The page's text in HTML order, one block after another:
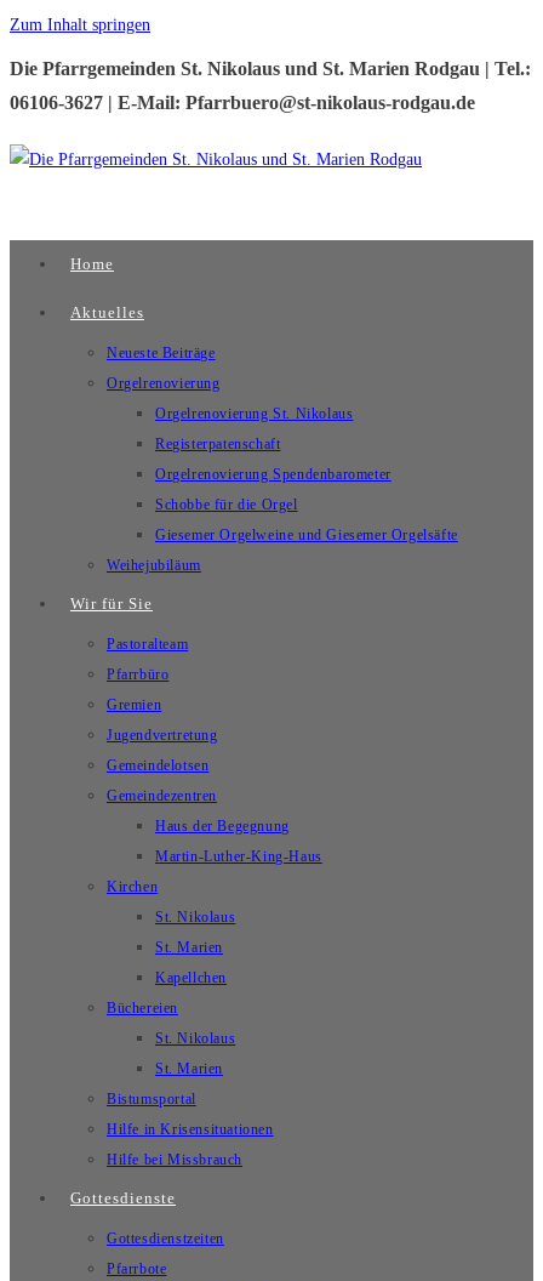
Zum Inhalt springen
Die Pfarrgemeinden St. Nikolaus und St. Marien Rodgau | Tel.:
06106-3627 | E-Mail: Pfarrbuero@st-nikolaus-rodgau.de
Home
Aktuelles
Neueste Beiträge
Orgelrenovierung
Orgelrenovierung St. Nikolaus
Registerpatenschaft
Orgelrenovierung Spendenbarometer
Schobbe für die Orgel
Giesemer Orgelweine und Giesemer Orgelsäfte
Weihejubiläum
Wir für Sie
Pastoralteam
Pfarrbüro
Gremien
Jugendvertretung
Gemeindelotsen
Gemeindezentren
Haus der Begegnung
Martin-Luther-King-Haus
Kirchen
St. Nikolaus
St. Marien
Kapellchen
Büchereien
St. Nikolaus
St. Marien
Bistumsportal
Hilfe in Krisensituationen
Hilfe bei Missbrauch
Gottesdienste
Gottesdienstzeiten
Pfarrbote